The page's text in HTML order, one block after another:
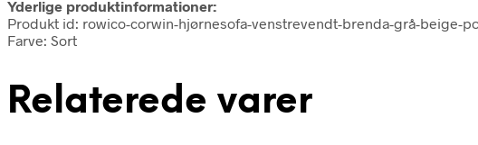
Yderlige produktinformationer:
Produkt id: rowico-corwin-hjørnesofa-venstrevendt-brenda-grå-beige-
Farve: Sort
Relaterede varer